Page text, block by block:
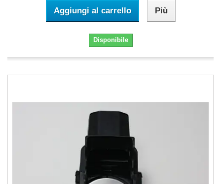
Aggiungi al carrello Più
Disponibile